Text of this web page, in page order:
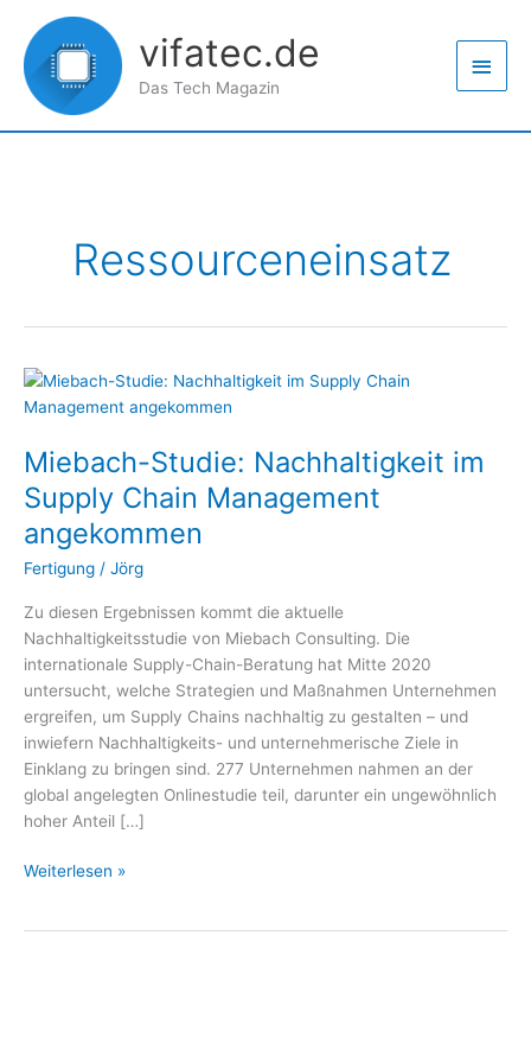
Inhalt
springen
vifatec.de
Das Tech Magazin
Ressourceneinsatz
Miebach-Studie: Nachhaltigkeit im
Supply Chain Management
angekommen
Fertigung / Jörg
Zu diesen Ergebnissen kommt die aktuelle
Nachhaltigkeitsstudie von Miebach Consulting. Die
internationale Supply-Chain-Beratung hat Mitte 2020
untersucht, welche Strategien und Maßnahmen Unternehmen
ergreifen, um Supply Chains nachhaltig zu gestalten – und
inwiefern Nachhaltigkeits- und unternehmerische Ziele in
Einklang zu bringen sind. 277 Unternehmen nahmen an der
global angelegten Onlinestudie teil, darunter ein ungewöhnlich
hoher Anteil […]
Miebach-
Studie:
im
Supply
Chain
Management
angekommen
Weiterlesen »